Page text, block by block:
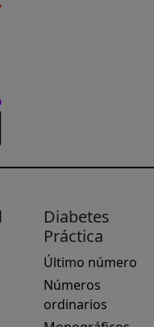
Diabetes
Práctica
Último número
Números
ordinarios